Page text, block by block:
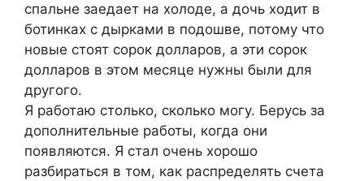
спальне заедает на холоде, а дочь ходит в
ботинках с дырками в подошве, потому что
новые стоят сорок долларов, а эти сорок
долларов в этом месяце нужны были для
другого.
Я работаю столько, сколько могу. Берусь за
дополнительные работы, когда они
появляются. Я стал очень хорошо
разбираться в том, как распределять счета